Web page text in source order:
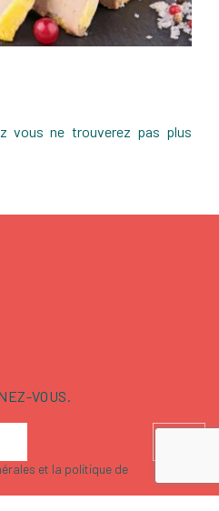
vous ne trouverez pas plus
VOUS.
et la politique de